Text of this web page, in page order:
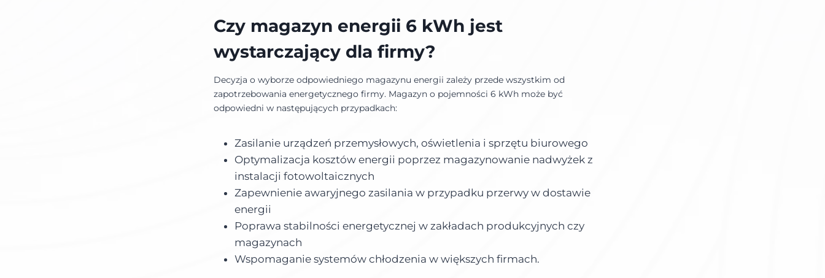
Czy magazyn energii 6 kWh jest
wystarczający dla firmy?
Decyzja o wyborze odpowiedniego magazynu energii zależy przede wszystkim od
zapotrzebowania energetycznego firmy. Magazyn o pojemności 6 kWh może być
odpowiedni w następujących przypadkach:
Zasilanie urządzeń przemysłowych, oświetlenia i sprzętu biurowego
Optymalizacja kosztów energii poprzez magazynowanie nadwyżek z
instalacji fotowoltaicznych
Zapewnienie awaryjnego zasilania w przypadku przerwy w dostawie
energii
Poprawa stabilności energetycznej w zakładach produkcyjnych czy
magazynach
Wspomaganie systemów chłodzenia w większych firmach.